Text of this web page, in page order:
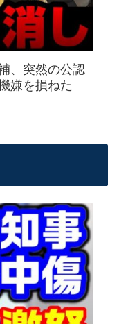
、突然の公認
嫌を損ねた